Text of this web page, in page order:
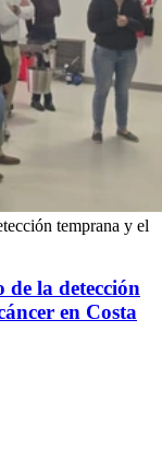
temprana y el
de la detección
en Costa